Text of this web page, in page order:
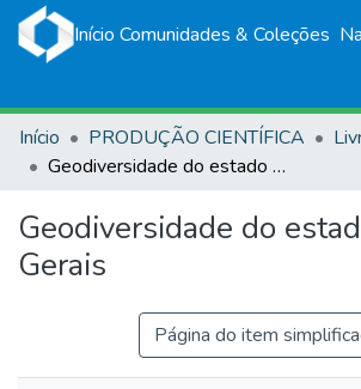
Início Comunidades & Coleções
Início
PRODUÇÃO CIENTÍFICA
Geodiversidade do estado de Minas Gerais
Geodiversidade do
Gerais
Página do item